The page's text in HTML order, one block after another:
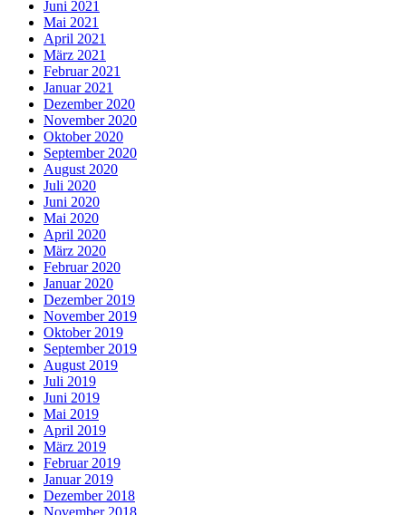
Juni 2021
Mai 2021
April 2021
März 2021
Februar 2021
Januar 2021
Dezember 2020
November 2020
Oktober 2020
September 2020
August 2020
Juli 2020
Juni 2020
Mai 2020
April 2020
März 2020
Februar 2020
Januar 2020
Dezember 2019
November 2019
Oktober 2019
September 2019
August 2019
Juli 2019
Juni 2019
Mai 2019
April 2019
März 2019
Februar 2019
Januar 2019
Dezember 2018
November 2018